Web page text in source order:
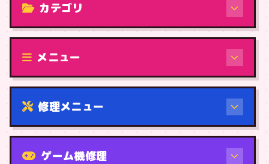
カテゴリ
修理（機種から）
メニュー
修理メニュー
機種から
ゲーム機修理